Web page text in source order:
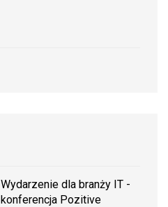
Wydarzenie dla branży IT -
konferencja Pozitive